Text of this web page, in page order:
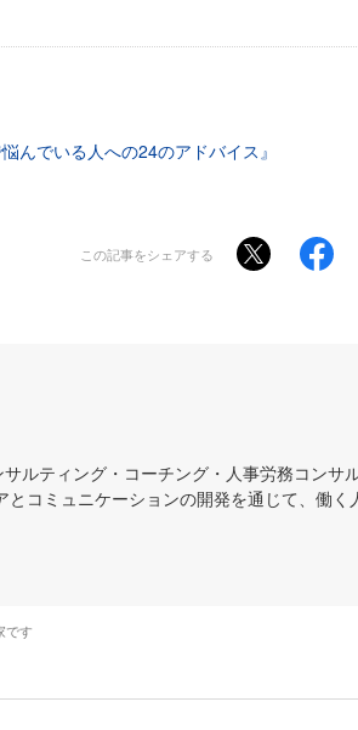
んでいる人への24のアドバイス』
この記事をシェアする
ルティング・コーチング・人事労務コンサ
コミュニケーションの開発を通じて、働く
です